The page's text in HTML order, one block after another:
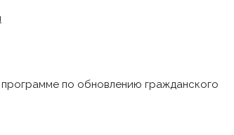
по обновлению гражданского